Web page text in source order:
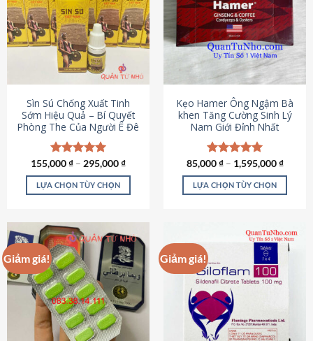
thể.
Các
tùy
chọn
có
thể
được
chọn
trên
trang
sản
phẩm
Sìn Sú Chống Xuất Tinh
Sớm Hiệu Quả – Bí Quyết
Phòng The Của Người Ê Đê
Được xếp
hạng4.95
5 sao
155,000₫ – 295,000₫
LỰA CHỌN TÙY CHỌN
này
có
nhiều
biến
thể.
Các
tùy
chọn
Kẹo Hamer Ông Ngậm Bà
khen Tăng Cường Sinh Lý
Nam Giới Đỉnh Nhất
Được xếp
hạng5.00
5 sao
85,000₫– 1,595,000₫
LỰA CHỌN TÙY CHỌN
này
nhiều
biến
tùy
chọn
Giảm giá! Giảm giá!